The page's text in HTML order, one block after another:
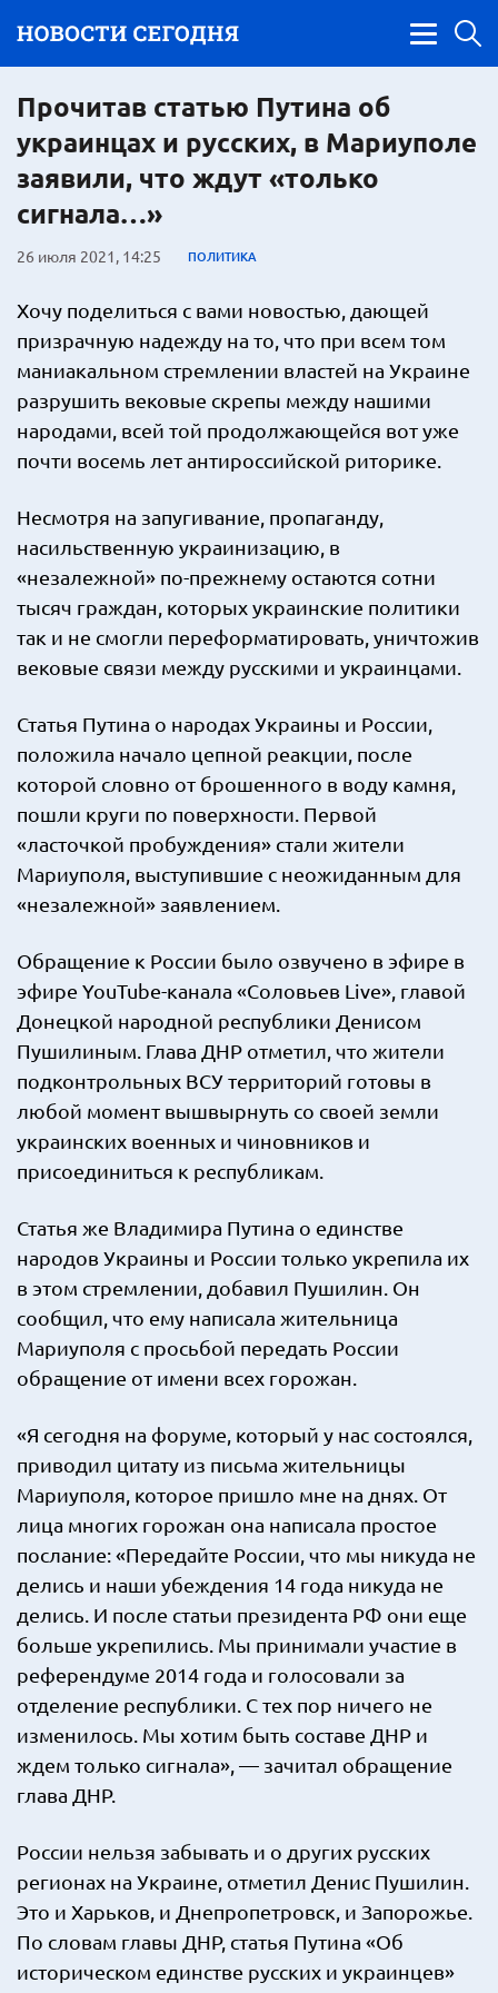
Прочитав статью Путина об
украинцах и русских, в Мариуполе
заявили, что ждут «только
сигнала…»
26 июля 2021, 14:25 ПОЛИТИКА
Хочу поделиться с вами новостью, дающей
призрачную надежду на то, что при всем том
маниакальном стремлении властей на Украине
разрушить вековые скрепы между нашими
народами, всей той продолжающейся вот уже
почти восемь лет антироссийской риторике.
Несмотря на запугивание, пропаганду,
насильственную украинизацию, в
«незалежной» по-прежнему остаются сотни
тысяч граждан, которых украинские политики
так и не смогли переформатировать, уничтожив
вековые связи между русскими и украинцами.
Статья Путина о народах Украины и России,
положила начало цепной реакции, после
которой словно от брошенного в воду камня,
пошли круги по поверхности. Первой
«ласточкой пробуждения» стали жители
Мариуполя, выступившие с неожиданным для
«незалежной» заявлением.
Обращение к России было озвучено в эфире в
эфире YouTube-канала «Соловьев Live», главой
Донецкой народной республики Денисом
Пушилиным. Глава ДНР отметил, что жители
подконтрольных ВСУ территорий готовы в
любой момент вышвырнуть со своей земли
украинских военных и чиновников и
присоединиться к республикам.
Статья же Владимира Путина о единстве
народов Украины и России только укрепила их
в этом стремлении, добавил Пушилин. Он
сообщил, что ему написала жительница
Мариуполя с просьбой передать России
обращение от имени всех горожан.
«Я сегодня на форуме, который у нас состоялся,
приводил цитату из письма жительницы
Мариуполя, которое пришло мне на днях. От
лица многих горожан она написала простое
послание: «Передайте России, что мы никуда не
делись и наши убеждения 14 года никуда не
делись. И после статьи президента РФ они еще
больше укрепились. Мы принимали участие в
референдуме 2014 года и голосовали за
отделение республики. С тех пор ничего не
изменилось. Мы хотим быть составе ДНР и
ждем только сигнала», — зачитал обращение
глава ДНР.
России нельзя забывать и о других русских
регионах на Украине, отметил Денис Пушилин.
Это и Харьков, и Днепропетровск, и Запорожье.
По словам главы ДНР, статья Путина «Об
историческом единстве русских и украинцев»